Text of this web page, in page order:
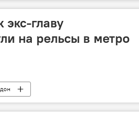
экс-главу
на рельсы в метро